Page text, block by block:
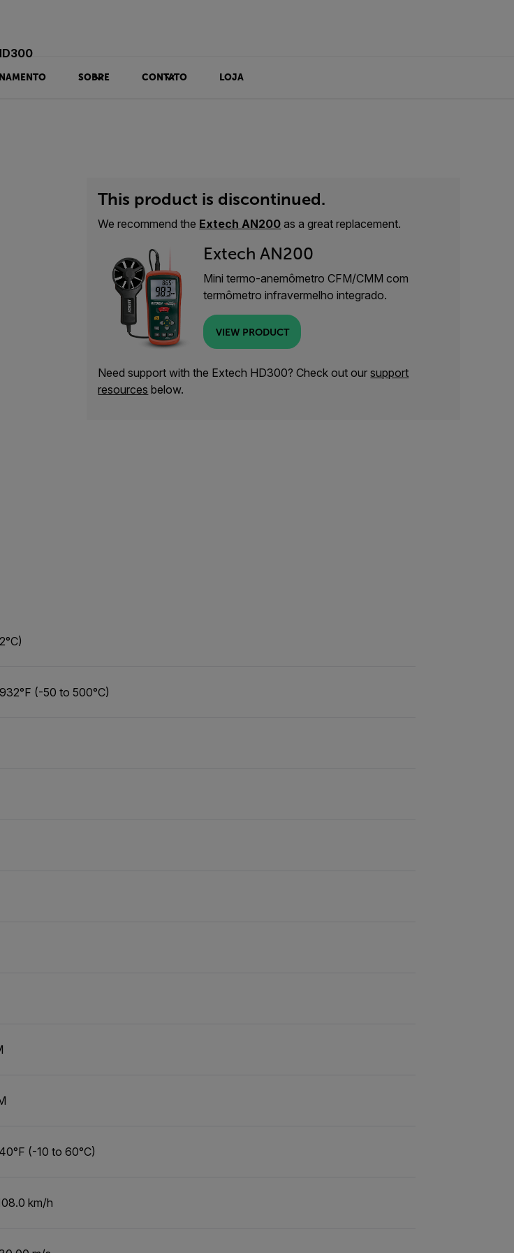
SOBRE CONTATO LOJA
This product is discontinued.
We recommend the Extech AN200 as a great replacement.
Extech AN200
Mini termo-anemômetro CFM/CMM com
termômetro infravermelho integrado.
VIEW PRODUCT
Need support with the Extech HD300? Check out oursupport
resources below.
(-50 to 500°C)
(-10 to 60°C)
km/h